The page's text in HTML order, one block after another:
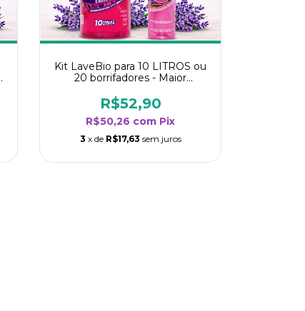
Kit LaveBio para 10 LITROS ou
20 borrifadores - Maior
Lavanda
R$52,90
R$50,26 com Pix
3 x de R$17,63 sem juros